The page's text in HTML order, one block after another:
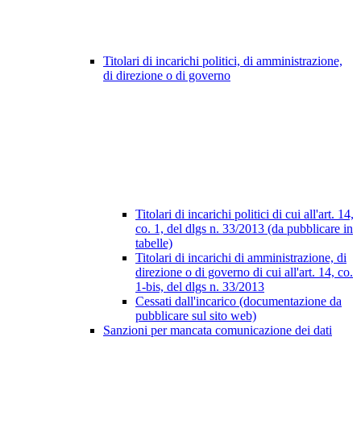
Titolari di incarichi politici, di amministrazione,
di direzione o di governo
Titolari di incarichi politici di cui all'art. 14,
co. 1, del dlgs n. 33/2013 (da pubblicare in
tabelle)
Titolari di incarichi di amministrazione, di
direzione o di governo di cui all'art. 14, co.
1-bis, del dlgs n. 33/2013
Cessati dall'incarico (documentazione da
pubblicare sul sito web)
Sanzioni per mancata comunicazione dei dati